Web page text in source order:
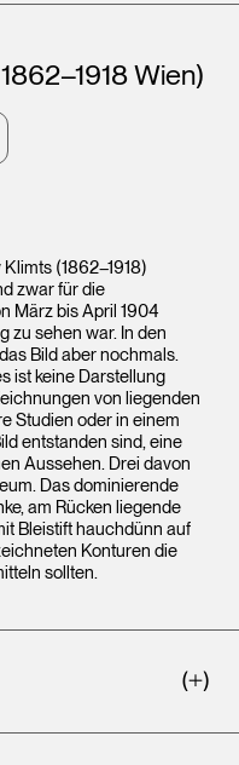
Wien)
(1862–1918)
zwar für die
März bis April 1904
zu sehen war. In den
Bild aber nochmals.
ist keine Darstellung
von liegenden
Studien oder in einem
entstanden sind, eine
Aussehen. Drei davon
Das dominierende
am Rücken liegende
Bleistift hauchdünn auf
Konturen die
sollten.